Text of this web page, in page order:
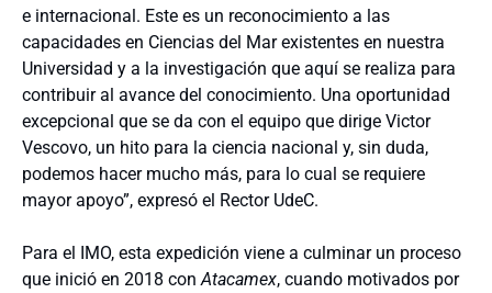
e internacional. Este es un reconocimiento a las
capacidades en Ciencias del Mar existentes en nuestra
Universidad y a la investigación que aquí se realiza para
contribuir al avance del conocimiento. Una oportunidad
excepcional que se da con el equipo que dirige Victor
Vescovo, un hito para la ciencia nacional y, sin duda,
podemos hacer mucho más, para lo cual se requiere
mayor apoyo”, expresó el Rector UdeC.
Para el IMO, esta expedición viene a culminar un proceso
que inició en 2018 con Atacamex, cuando motivados por